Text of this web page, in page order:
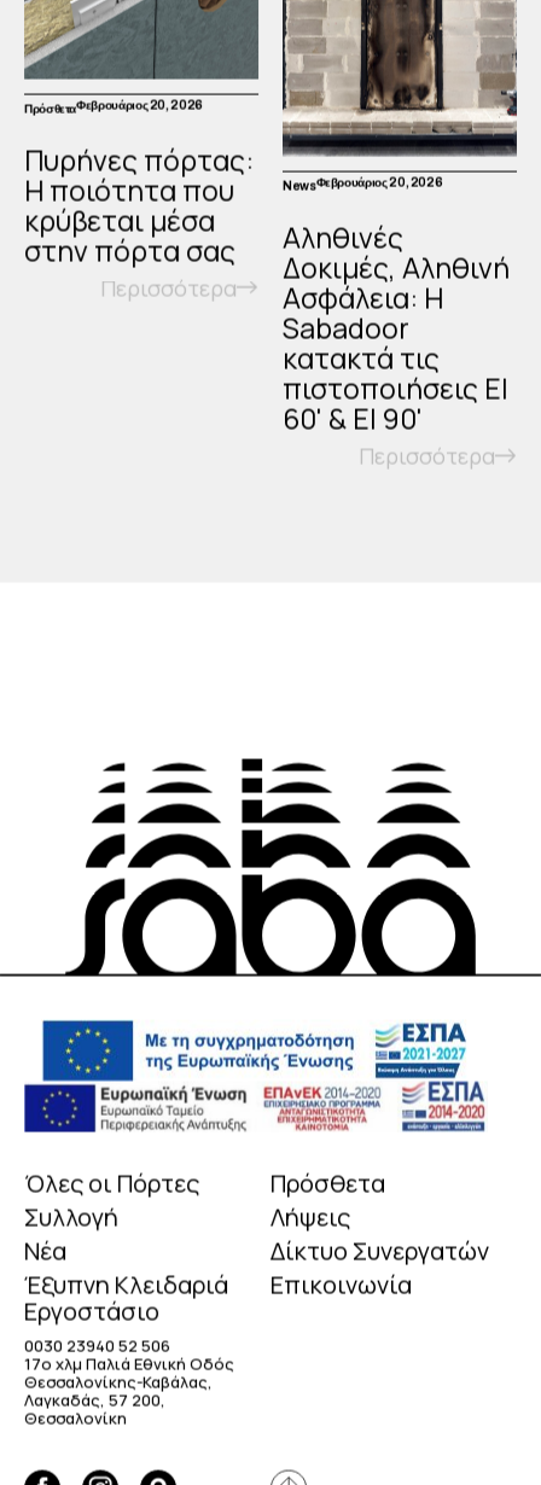
ΠρόσθεταΦεβρουάριος 20, 2026
Πυρήνες πόρτας:
Η ποιότητα που
κρύβεται μέσα
στην πόρτα σας
Περισσότερα
NewsΦεβρουάριος 20, 2026
Αληθινές
Δοκιμές, Αληθινή
Ασφάλεια: Η
Sabadoor
κατακτά τις
πιστοποιήσεις EI
60' & EI 90'
Περισσότερα
Όλες οι Πόρτες
Συλλογή
Νέα
Έξυπνη Κλειδαριά
Πρόσθετα
Λήψεις
Δίκτυο Συνεργατών
Επικοινωνία
Εργοστάσιο
0030 23940 52 506
17o χλμ Παλιά Εθνική Οδός
Θεσσαλονίκης-Καβάλας,
Λαγκαδάς, 57 200,
Θεσσαλονίκη